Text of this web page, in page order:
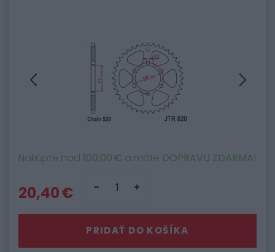
Nakúpte nad 100,00 € a máte DOPRAVU ZDARMA!
20,40 €
PRIDAŤ DO KOŠÍKA